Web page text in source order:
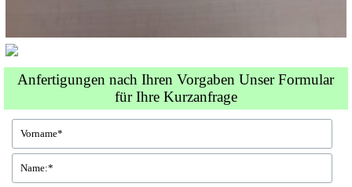
Anfertigungen nach Ihren Vorgaben Unser Formular
für Ihre Kurzanfrage